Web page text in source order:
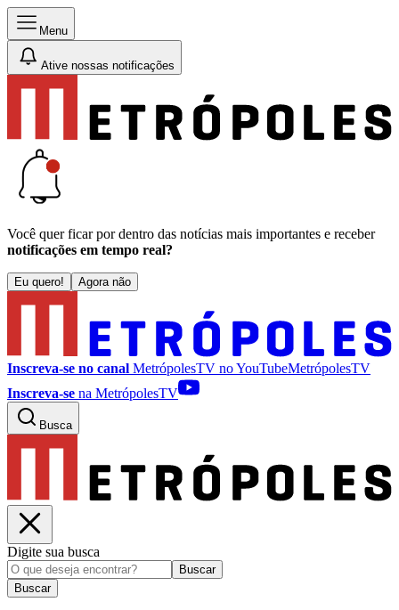
Menu
Ative nossas notificações
Você quer ficar por dentro das notícias mais importantes e receber
notificações em tempo real?
Eu quero! Agora não
Inscreva-se no canal MetrópolesTV noYouTubeMetrópolesTV
Inscreva-se na MetrópolesTV
Busca
Digite sua busca
Buscar
Buscar